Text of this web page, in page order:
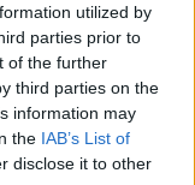
utilized by
parties prior to
of the further
third parties on the
information may
the IAB’s List of
disclose it to other
Privateers
in Port
⇑
Vidéos